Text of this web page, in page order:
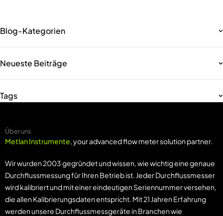
Blog-Kategorien
Neueste Beiträge
Tags
Über uns
Metlan Instrumente, your advanced flow meter solution partner.
Wir wurden 2003 gegründet und wissen, wie wichtig eine genaue
Durchflussmessung für Ihren Betrieb ist. Jeder Durchflussmesser
wird kalibriert und mit einer eindeutigen Seriennummer versehen,
die allen Kalibrierungsdaten entspricht. Mit 21 Jahren Erfahrung
werden unsere Durchflussmessgeräte in Branchen wie